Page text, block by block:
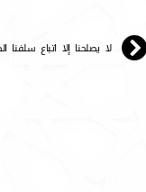
لا يصلحنا إلا اتباع سلفنا